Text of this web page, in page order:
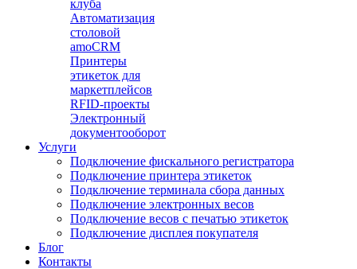
клуба
Автоматизация
столовой
amoCRM
Принтеры
этикеток для
маркетплейсов
RFID-проекты
Электронный
документооборот
Услуги
Подключение фискального регистратора
Подключение принтера этикеток
Подключение терминала сбора данных
Подключение электронных весов
Подключение весов с печатью этикеток
Подключение дисплея покупателя
Блог
Контакты